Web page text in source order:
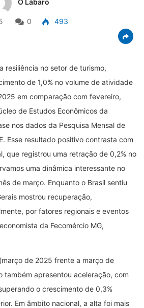
0
493
resiliência no setor de turismo,
de 1,0% no volume de atividade
em comparação com fevereiro,
de Estudos Econômicos da
nos dados da Pesquisa Mensal de
Esse resultado positivo contrasta com
que registrou uma retração de 0,2% no
uma dinâmica interessante no
de março. Enquanto o Brasil sentiu
mostrou recuperação,
por fatores regionais e eventos
da Fecomércio MG,
de 2025 frente a março de
também apresentou aceleração, com
o crescimento de 0,3%
Em âmbito nacional, a alta foi mais